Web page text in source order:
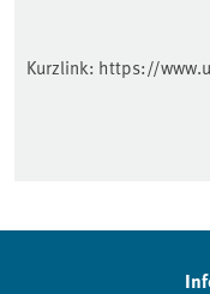
Kurzlink: https://